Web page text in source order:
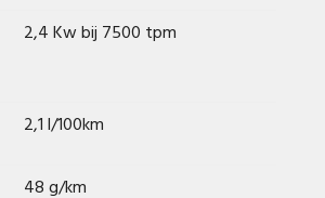
2,4 Kw bij 7500 tpm
2,1 l/100km
48 g/km